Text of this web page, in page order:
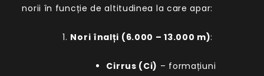
norii în funcție de altitudinea la care apar:
Nori înalți (6.000 – 13.000 m):
Cirrus (Ci) – formațiuni